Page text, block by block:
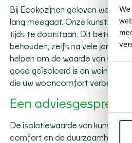
Bij Ecokozijnen geloven we dat
lang meegaat. Onze kunststof
tijds te doorstaan. Dit betekent
behouden, zelfs na vele jaren
helpen om de waarde van uw
goed geïsoleerd is en weinig
die uw wooncomfort verbetert,
Een adviesgesprek
De isolatiewaarde van kunststof
comfort en de duurzaamheid